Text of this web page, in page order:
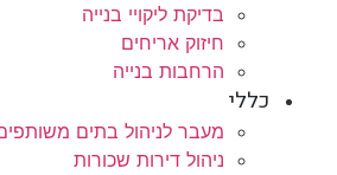
בדיקת ליקויי בנייה
חיזוק אריחים
הרחבות בנייה
כללי
מעבר לניהול בתים משותפים
ניהול דירות שכורות